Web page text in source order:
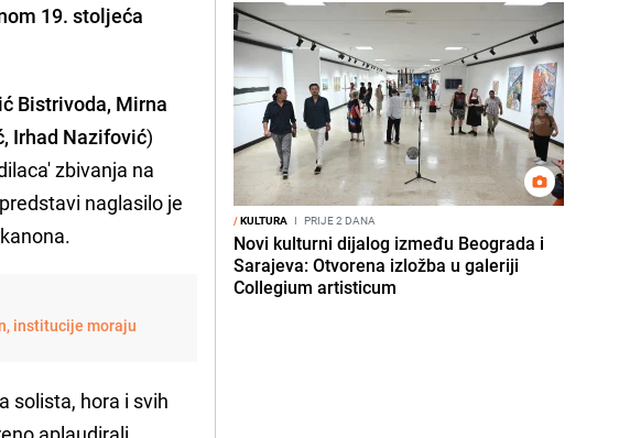
19. stoljeća
Bistrivoda, Mirna
Irhad Nazifović)
zbivanja na
naglasilo je
institucije moraju
solista, hora i svih
/KULTURA I PRIJE 2 DANA
Novi kulturni dijalog između Beograda i
Sarajeva: Otvorena izložba u galeriji
Collegium artisticum